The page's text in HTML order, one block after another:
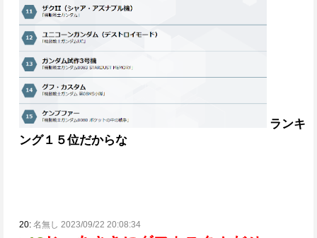
ランキ
ング１５位だからな
20: 名無し 2023/09/22 20:08:34